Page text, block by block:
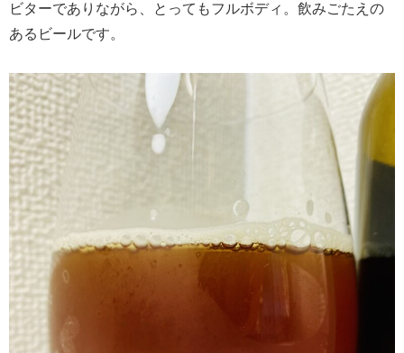
ビターでありながら、とってもフルボディ。飲みごたえの
あるビールです。